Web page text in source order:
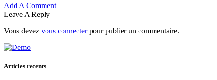
Add A Comment
Leave A Reply
Vous devez vous connecterpour publier un commentaire.
Articles récents